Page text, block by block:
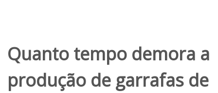
Quanto tempo demora a
produção de garrafas de